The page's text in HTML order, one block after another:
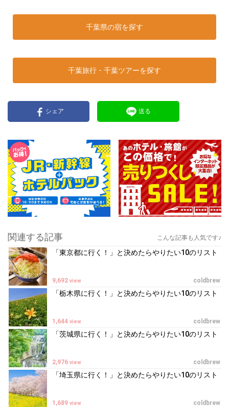
千葉県の宿を探す
千葉旅行・千葉ツアーを探す
シェア 送る
関連する記事 こんな記事も人気です♪
「東京都に行く！」と決めたらやりたい10のリスト
coldbrew
9,692 view
「栃木県に行く！」と決めたらやりたい10のリスト
coldbrew
1,644 view
「茨城県に行く！」と決めたらやりたい10のリスト
coldbrew
2,976 view
「埼玉県に行く！」と決めたらやりたい10のリスト
coldbrew
1,689 view